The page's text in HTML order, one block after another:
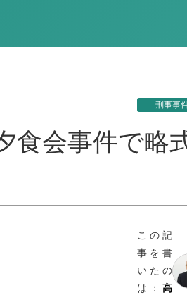
刑事事
食会事件で略
この記
事を書
いたの
は： 高